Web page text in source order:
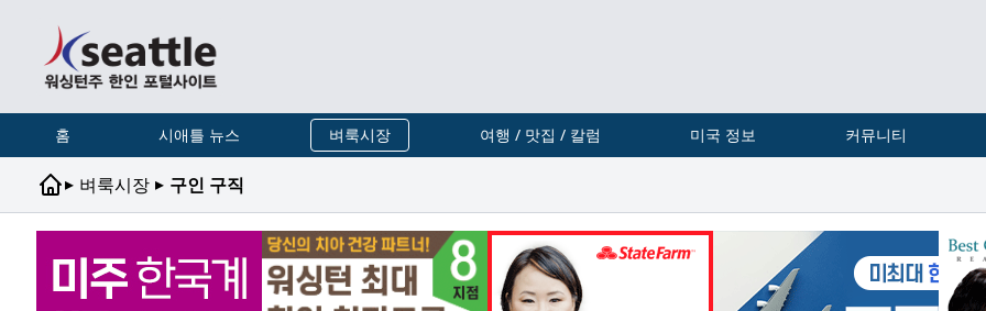
홈 시애틀 뉴스 벼룩시장 여행 / 맛집 / 칼럼 미국 정보 커뮤니티
▸ 벼룩시장 ▸ 구인 구직